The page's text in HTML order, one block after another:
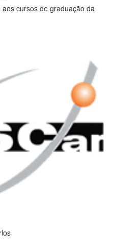
cursos de graduação da